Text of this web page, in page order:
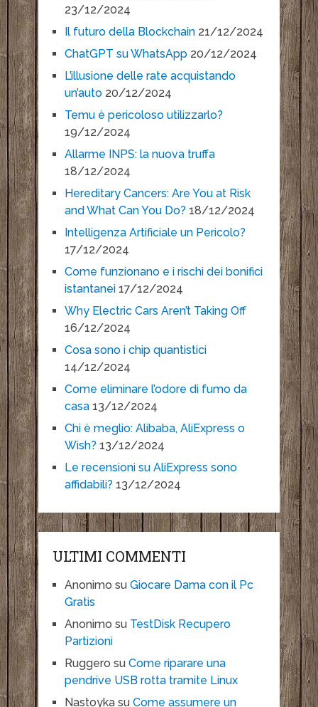
23/12/2024
Il futuro della Blockchain 21/12/2024
ChatGPT su WhatsApp 20/12/2024
L’illusione delle rate acquistando
un’auto 20/12/2024
Temu è pericoloso utilizzarlo?
19/12/2024
Allarme INPS: la nuova truffa
18/12/2024
Hereditary Cancers: Are You at Risk
and What Can You Do? 18/12/2024
Intelligenza Artificiale un Pericolo?
17/12/2024
Come funzionano e i rischi dei bonifici
istantanei 17/12/2024
Why Electric Cars Aren’t Taking Off
16/12/2024
Cosa sono i chip quantistici
14/12/2024
Come eliminare l’odore di fumo da
casa 13/12/2024
Chi è meglio: Alibaba, AliExpress o
Wish? 13/12/2024
Le recensioni su AliExpress sono
affidabili? 13/12/2024
ULTIMI COMMENTI
Anonimo su Giocare Dama con il Pc
Gratis
Anonimo su TestDisk Recupero
Partizioni
Ruggero su Come riparare una
pendrive USB rotta tramite Linux
Nastoykasu Come assumere un